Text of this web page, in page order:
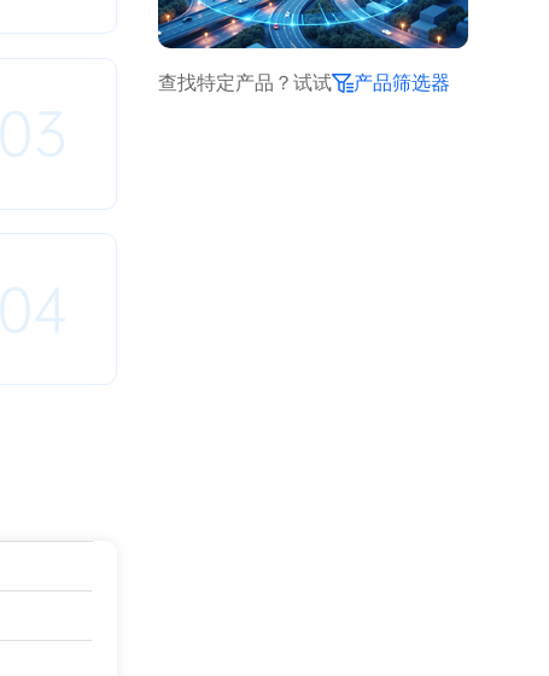
03
04
查找特定产品？试试 产品筛选器